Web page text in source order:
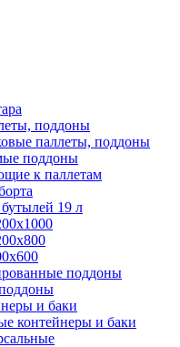
поддоны
паллеты, поддоны
поддоны
к паллетам
19 л
поддоны
и баки
контейнеры и баки